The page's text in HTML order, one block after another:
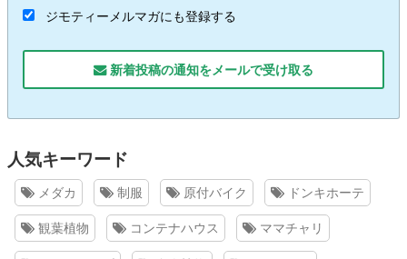
ジモティーメルマガにも登録する
新着投稿の通知をメールで受け取る
人気キーワード
メダカ 制服 原付バイク ドンキホーテ
観葉植物 コンテナハウス ママチャリ